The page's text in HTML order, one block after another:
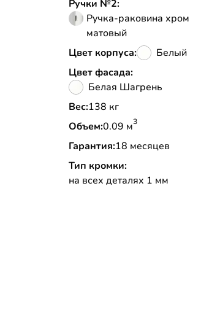
Ручки №2:
Ручка-раковина хром
матовый
Цвет корпуса:
Белый
Цвет фасада:
Белая Шагрень
Вес:
138 кг
Объем:
0.09 м3
Гарантия:18 месяцев
Тип кромки:
на всех деталях 1 мм